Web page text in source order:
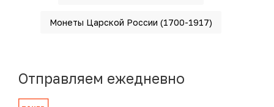
Монеты Царской России (1700-1917)
Отправляем ежедневно